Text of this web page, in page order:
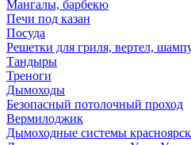
Мангалы, барбекю
Печи под казан
Посуда
Решетки для гриля, вертел,
Тандыры
Треноги
Дымоходы
Безопасный потолочный проход
Вермилоджик
Дымоходные системы красноярск